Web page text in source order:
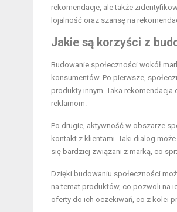
rekomendacje, ale także
lojalność oraz szansę na
Jakie są korzyści z
Budowanie społeczności wokół
konsumentów. Po pierwsze,
produkty innym. Taka
reklamom.
Po drugie, aktywność w obszarze
kontakt z klientami. Taki dialog
się bardziej związani z marką, co
Dzięki budowaniu społeczności
na temat produktów, co pozwoli na
oferty do ich oczekiwań, co z kolei